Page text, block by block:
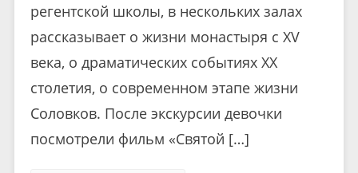
регентской школы, в нескольких залах
рассказывает о жизни монастыря с XV
века, о драматических событиях XX
столетия, о современном этапе жизни
Соловков. После экскурсии девочки
посмотрели фильм «Святой […]